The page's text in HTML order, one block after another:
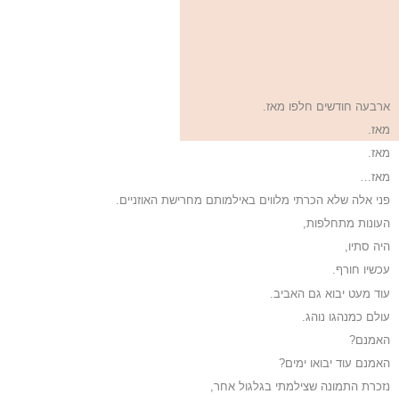
ארבעה חודשים חלפו מאז.
מאז.
מאז.
מאז…
פני אלה שלא הכרתי מלווים באילמותם מחרישת האוזניים.
העונות מתחלפות,
היה סתיו,
עכשיו חורף.
עוד מעט יבוא גם האביב.
עולם כמנהגו נוהג.
האמנם?
האמנם עוד יבואו ימים?
נזכרת התמונה שצילמתי בגלגול אחר,